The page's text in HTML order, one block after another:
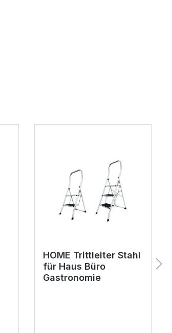
HOME Trittleiter Stahl
für Haus Büro
Gastronomie